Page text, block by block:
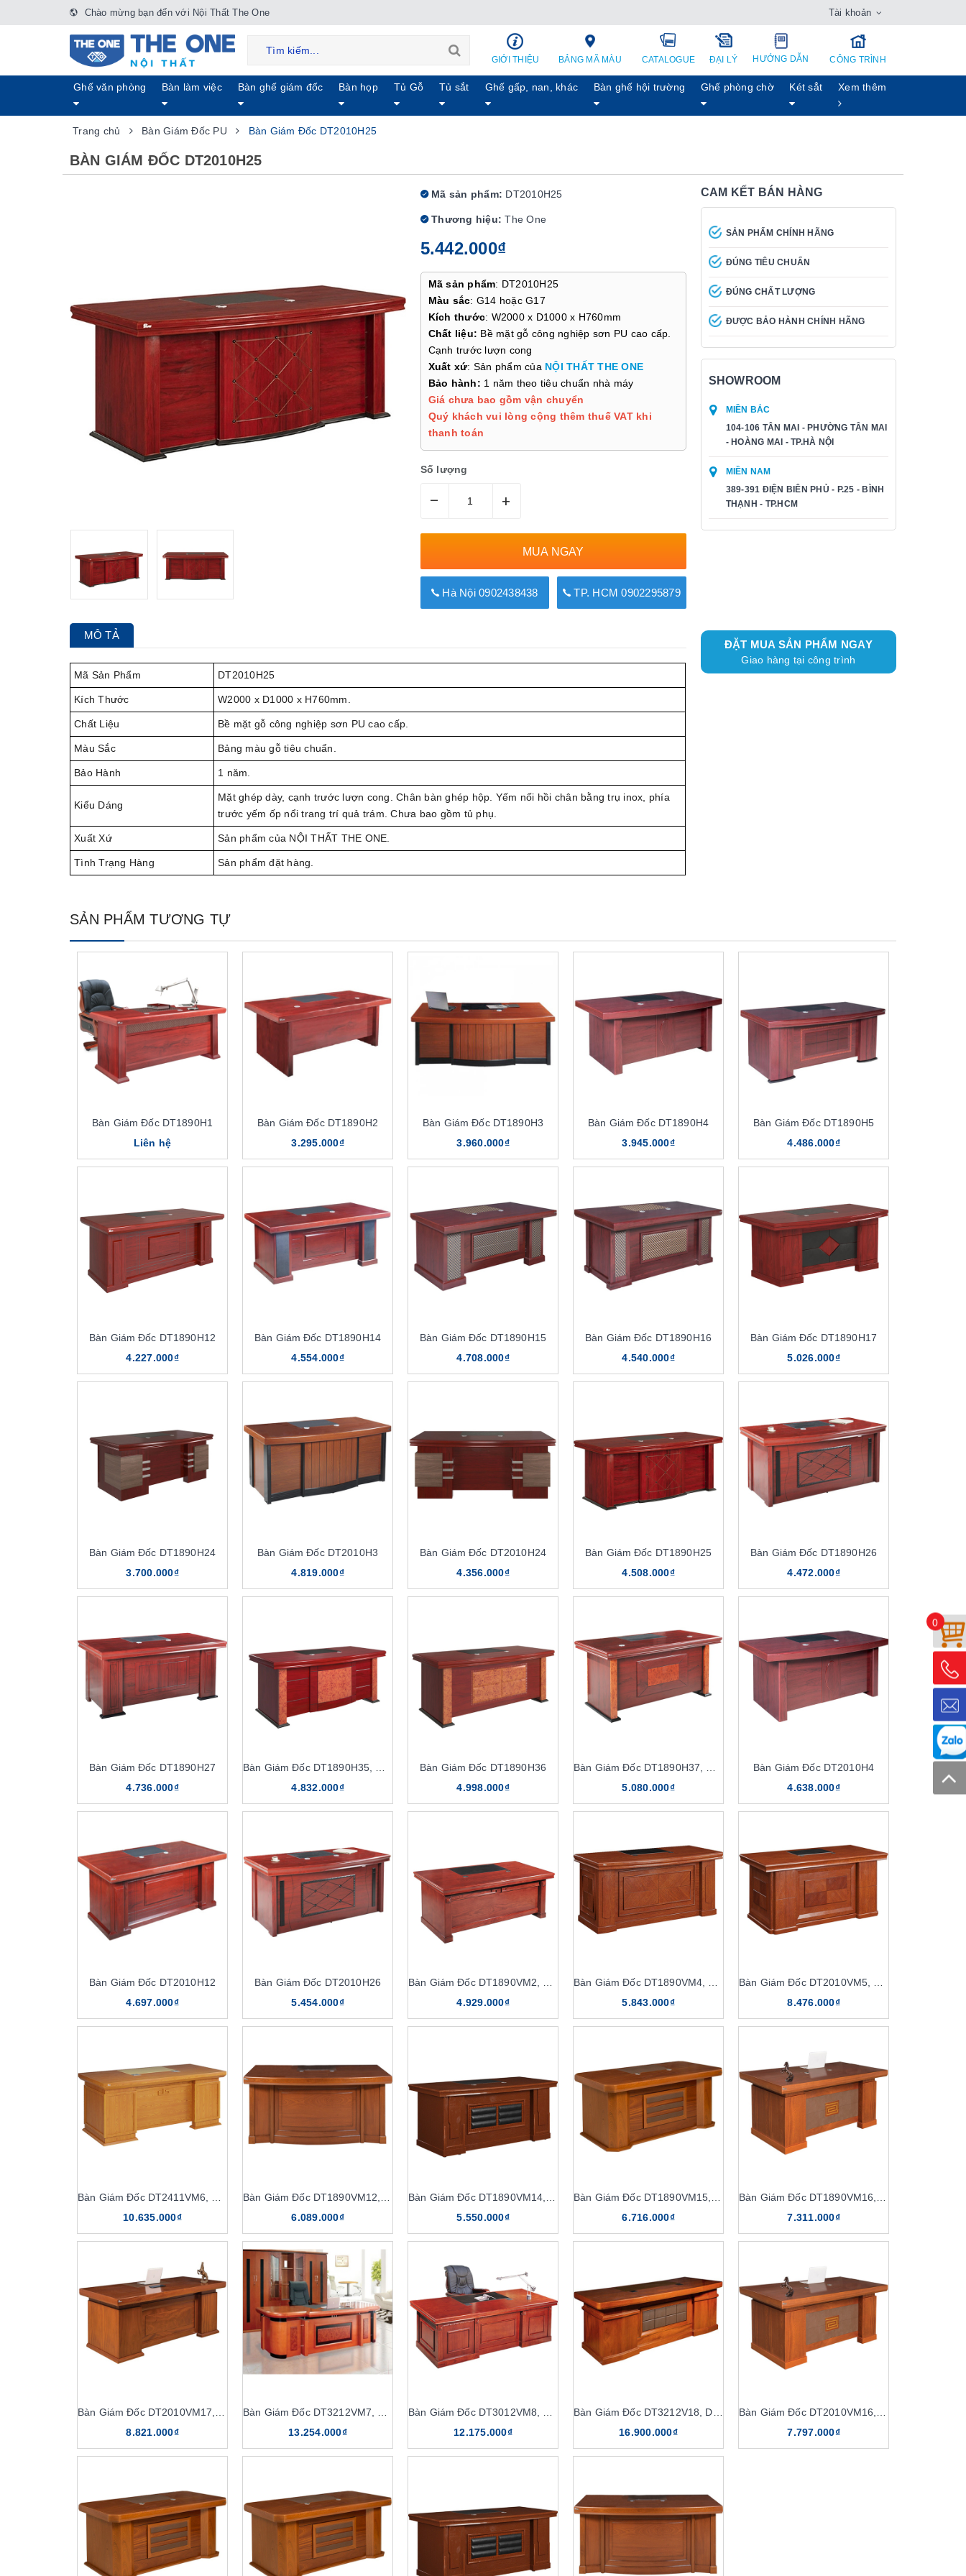
Chào mừng bạn đến với Nội Thất The One Tài khoản
GIỚI THIỆU BẢNG MÃ MÀU CATALOGUE ĐẠI LÝ HƯỚNG DẪN CÔNG TRÌNH
Ghế văn phòng Bàn làm việc Bàn ghế giám đốc Bàn họp Tủ Gỗ Tủ sắt Ghế gấp, nan, khác Bàn ghế hội trường Ghế phòng chờ Két sẳt Xem thêm
Trang chủ Bàn Giám Đốc PU Bàn Giám Đốc DT2010H25
BÀN GIÁM ĐỐC DT2010H25
Mã sản phẩm: DT2010H25
Thương hiệu: The One
5.442.000₫
Mã sản phẩm: DT2010H25
Màu sắc: G14 hoặc G17
Kích thước: W2000 x D1000 x H760mm
Chất liệu: Bề mặt gỗ công nghiệp sơn PU cao cấp.
Cạnh trước lượn cong
Xuất xứ: Sản phẩm của NỘI THẤT THE ONE
Bảo hành: 1 năm theo tiêu chuẩn nhà máy
Giá chưa bao gồm vận chuyển
Quý khách vui lòng cộng thêm thuế VAT khi
thanh toán
Số lượng
– +
MUA NGAY
Hà Nội 0902438438 TP. HCM 0902295879
CAM KẾT BÁN HÀNG
SẢN PHẨM CHÍNH HÃNG
ĐÚNG TIÊU CHUẨN
ĐÚNG CHẤT LƯỢNG
ĐƯỢC BẢO HÀNH CHÍNH HÃNG
SHOWROOM
MIỀN BẮC
104-106 TÂN MAI - PHƯỜNG TÂN MAI
- HOÀNG MAI - TP.HÀ NỘI
MIỀN NAM
389-391 ĐIỆN BIÊN PHỦ - P.25 - BÌNH
THẠNH - TP.HCM
MÔ TẢ
Mã Sản Phẩm DT2010H25
Kích Thước W2000 x D1000 x H760mm.
Chất Liệu Bề mặt gỗ công nghiệp sơn PU cao cấp.
Màu Sắc Bảng màu gỗ tiêu chuẩn.
Bảo Hành 1 năm.
Kiểu Dáng
Mặt ghép dày, cạnh trước lượn cong. Chân bàn ghép hộp. Yếm nối hồi chân bằng trụ inox, phía
trước yếm ốp nổi trang trí quả trám. Chưa bao gồm tủ phụ.
Xuất Xứ Sản phẩm của NỘI THẤT THE ONE.
Tình Trạng Hàng Sản phẩm đặt hàng.
ĐẶT MUA SẢN PHẨM NGAY
Giao hàng tại công trình
SẢN PHẨM TƯƠNG TỰ
Bàn Giám Đốc DT1890H1
Liên hệ
Bàn Giám Đốc DT1890H2
3.295.000₫
Bàn Giám Đốc DT1890H3
3.960.000₫
Bàn Giám Đốc DT1890H4
3.945.000₫
Bàn Giám Đốc DT1890H5
4.486.000₫
Bàn Giám Đốc DT1890H12
4.227.000₫
Bàn Giám Đốc DT1890H14
4.554.000₫
Bàn Giám Đốc DT1890H15
4.708.000₫
Bàn Giám Đốc DT1890H16
4.540.000₫
Bàn Giám Đốc DT1890H17
5.026.000₫
Bàn Giám Đốc DT1890H24
3.700.000₫
Bàn Giám Đốc DT2010H3
4.819.000₫
Bàn Giám Đốc DT2010H24
4.356.000₫
Bàn Giám Đốc DT1890H25
4.508.000₫
Bàn Giám Đốc DT1890H26
4.472.000₫
Bàn Giám Đốc DT1890H27
4.736.000₫
Bàn Giám Đốc DT1890H35, DT2010H35
4.832.000₫
Bàn Giám Đốc DT1890H36
4.998.000₫
Bàn Giám Đốc DT1890H37, DT2010H37
5.080.000₫
Bàn Giám Đốc DT2010H4
4.638.000₫
Bàn Giám Đốc DT2010H12
4.697.000₫
Bàn Giám Đốc DT2010H26
5.454.000₫
Bàn Giám Đốc DT1890VM2, DT1890V2
4.929.000₫
Bàn Giám Đốc DT1890VM4, DT1890V4
5.843.000₫
Bàn Giám Đốc DT2010VM5, DT2010V5
8.476.000₫
Bàn Giám Đốc DT2411VM6, DT2411V6
10.635.000₫
Bàn Giám Đốc DT1890VM12, DT1890V12
6.089.000₫
Bàn Giám Đốc DT1890VM14, DT1890V14
5.550.000₫
Bàn Giám Đốc DT1890VM15, DT1890V15
6.716.000₫
Bàn Giám Đốc DT1890VM16, DT1890V16
7.311.000₫
Bàn Giám Đốc DT2010VM17, DT2010V17
8.821.000₫
Bàn Giám Đốc DT3212VM7, DT3212V7
13.254.000₫
Bàn Giám Đốc DT3012VM8, DT3012V8
12.175.000₫
Bàn Giám Đốc DT3212V18, DT3212VM18
16.900.000₫
Bàn Giám Đốc DT2010VM16, DT2010V16
7.797.000₫
0